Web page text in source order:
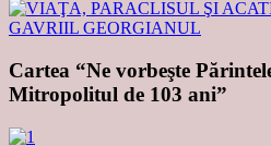
Cartea “Ne vorbeşte
Mitropolitul de 103 ani”